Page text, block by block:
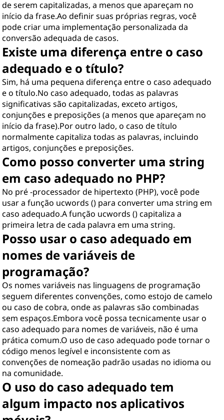
de serem capitalizadas, a menos que apareçam no
início da frase.Ao definir suas próprias regras, você
pode criar uma implementação personalizada da
conversão adequada de casos.
Existe uma diferença entre o caso
adequado e o título?
Sim, há uma pequena diferença entre o caso adequado
e o título.No caso adequado, todas as palavras
significativas são capitalizadas, exceto artigos,
conjunções e preposições (a menos que apareçam no
início da frase).Por outro lado, o caso de título
normalmente capitaliza todas as palavras, incluindo
artigos, conjunções e preposições.
Como posso converter uma string
em caso adequado no PHP?
No pré -processador de hipertexto (PHP), você pode
usar a função ucwords () para converter uma string em
caso adequado.A função ucwords () capitaliza a
primeira letra de cada palavra em uma string.
Posso usar o caso adequado em
nomes de variáveis ​​de
programação?
Os nomes variáveis ​​nas linguagens de programação
seguem diferentes convenções, como estojo de camelo
ou caso de cobra, onde as palavras são combinadas
sem espaços.Embora você possa tecnicamente usar o
caso adequado para nomes de variáveis, não é uma
prática comum.O uso de caso adequado pode tornar o
código menos legível e inconsistente com as
convenções de nomeação padrão usadas no idioma ou
na comunidade.
O uso do caso adequado tem
algum impacto nos aplicativos